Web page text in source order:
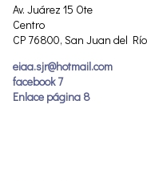
Av. Juárez 15 Ote
Centro
CP 76800, San Juan del
eiaa.sjr@hotmail.com
facebook 7
Enlace página 8